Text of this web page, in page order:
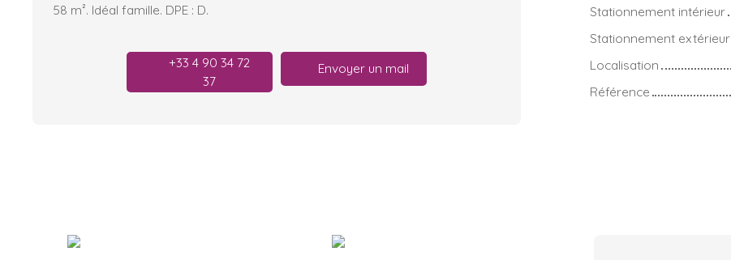
58 m². Idéal famille. DPE : D.
+33 4 90 34 72
37
Envoyer un mail
Stationnement intérieur
Stationnement extérieur
Localisation
Référence